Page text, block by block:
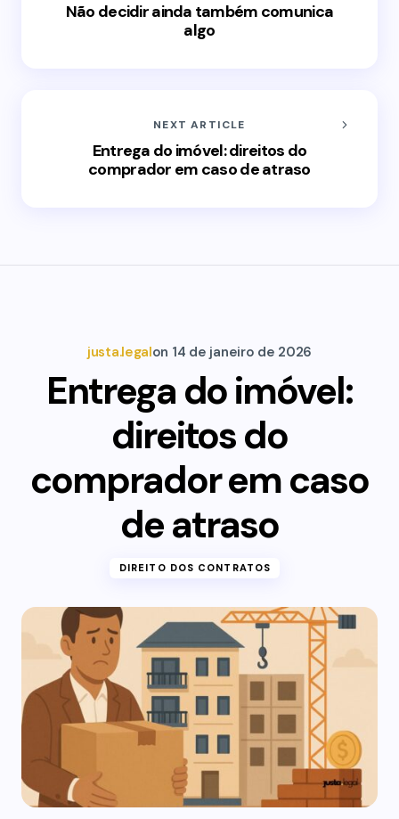
Não decidir ainda também comunica
algo
NEXT ARTICLE
Entrega do imóvel: direitos do
comprador em caso de atraso
justa.legalon 14 de janeiro de 2026
Entrega do imóvel:
direitos do
comprador em caso
de atraso
DIREITO DOS CONTRATOS